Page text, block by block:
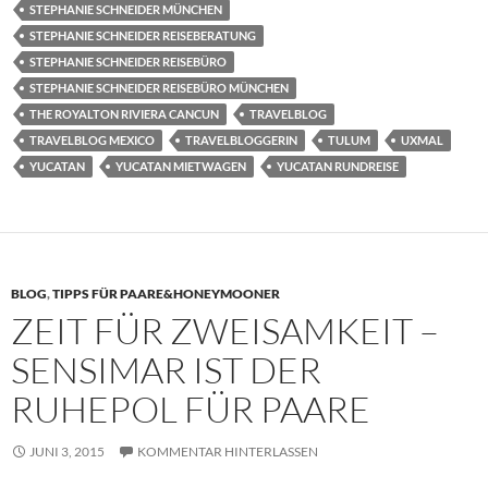
STEPHANIE SCHNEIDER MÜNCHEN
STEPHANIE SCHNEIDER REISEBERATUNG
STEPHANIE SCHNEIDER REISEBÜRO
STEPHANIE SCHNEIDER REISEBÜRO MÜNCHEN
THE ROYALTON RIVIERA CANCUN
TRAVELBLOG
TRAVELBLOG MEXICO
TRAVELBLOGGERIN TULUM
UXMAL
YUCATAN
YUCATAN MIETWAGEN YUCATAN RUNDREISE
BLOG,TIPPS FÜR PAARE&HONEYMOONER
ZEIT FÜR ZWEISAMKEIT –
SENSIMAR IST DER
RUHEPOL FÜR PAARE
JUNI 3, 2015 KOMMENTAR HINTERLASSEN